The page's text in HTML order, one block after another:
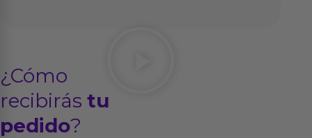
¿Cómo
recibirás tu
pedido?